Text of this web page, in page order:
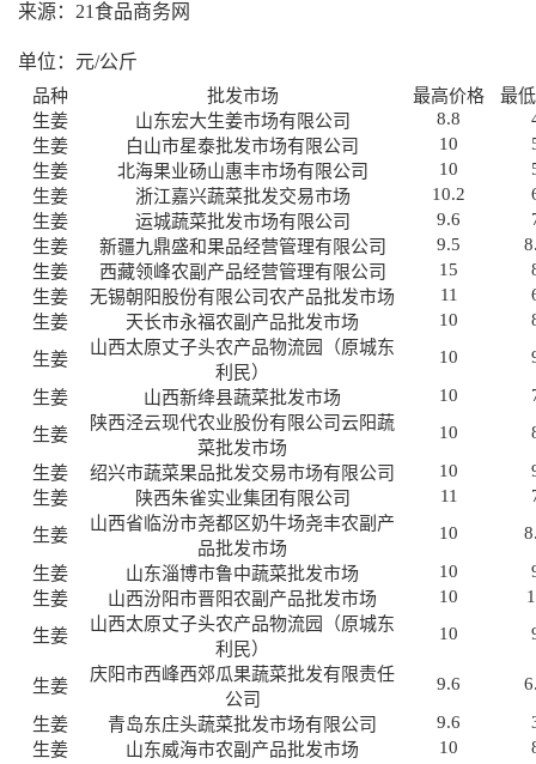
来源：21食品商务网
单位：元/公斤
品种 批发市场 最高价格
最
生姜
山东宏大生姜市场有限公司 8.8
生姜
白山市星泰批发市场有限公司 10
生姜
北海果业砀山惠丰市场有限公司 10
生姜
浙江嘉兴蔬菜批发交易市场 10.2
生姜
运城蔬菜批发市场有限公司 9.6
生姜
新疆九鼎盛和果品经营管理有限公司 9.5
生姜
西藏领峰农副产品经营管理有限公司 15
生姜
无锡朝阳股份有限公司农产品批发市场 11
生姜
天长市永福农副产品批发市场 10
生姜
山西太原丈子头农产品物流园（原城东
利民）
10
生姜 山西新绛县蔬菜批发市场 10
生姜
陕西泾云现代农业股份有限公司云阳蔬
菜批发市场
10
生姜 绍兴市蔬菜果品批发交易市场有限公司 10
生姜
陕西朱雀实业集团有限公司 11
生姜
山西省临汾市尧都区奶牛场尧丰农副产
品批发市场
10
生姜 山东淄博市鲁中蔬菜批发市场 10
生姜
山西汾阳市晋阳农副产品批发市场 10
生姜
山西太原丈子头农产品物流园（原城东
利民）
10
生姜
庆阳市西峰西郊瓜果蔬菜批发有限责任
公司
9.6
生姜 青岛东庄头蔬菜批发市场有限公司 9.6
生姜
山东威海市农副产品批发市场 10